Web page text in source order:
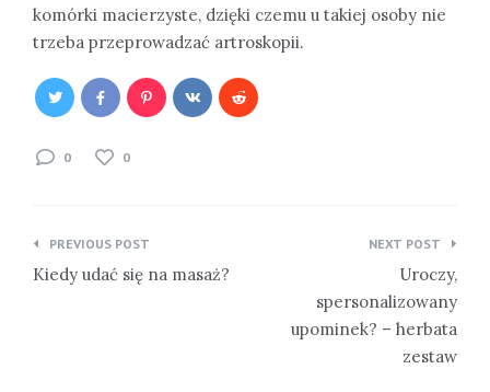
komórki macierzyste, dzięki czemu u takiej osoby nie
trzeba przeprowadzać artroskopii.
0 0
Nawigacja
wpisu
PREVIOUS POST
Kiedy udać się na masaż?
NEXT POST
Uroczy,
spersonalizowany
upominek? – herbata
zestaw